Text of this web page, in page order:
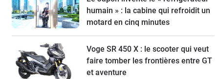
humain » : la cabine qui refroidit un
motard en cinq minutes
Voge SR 450 X : le scooter qui veut
faire tomber les frontières entre GT
et aventure